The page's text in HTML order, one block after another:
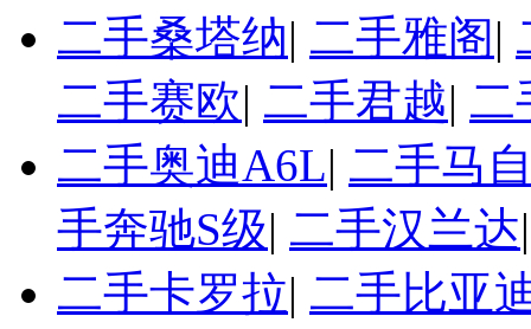
二手桑塔纳| 二手雅阁|
二手赛欧| 二手君越| 二
二手奥迪A6L| 二手马
手奔驰S级| 二手汉兰达
二手卡罗拉| 二手比亚